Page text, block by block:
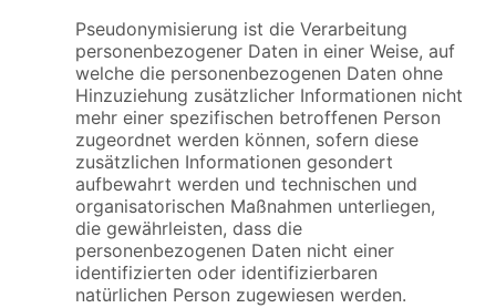
Pseudonymisierung ist die Verarbeitung
personenbezogener Daten in einer Weise, auf
welche die personenbezogenen Daten ohne
Hinzuziehung zusätzlicher Informationen nicht
mehr einer spezifischen betroffenen Person
zugeordnet werden können, sofern diese
zusätzlichen Informationen gesondert
aufbewahrt werden und technischen und
organisatorischen Maßnahmen unterliegen,
die gewährleisten, dass die
personenbezogenen Daten nicht einer
identifizierten oder identifizierbaren
natürlichen Person zugewiesen werden.